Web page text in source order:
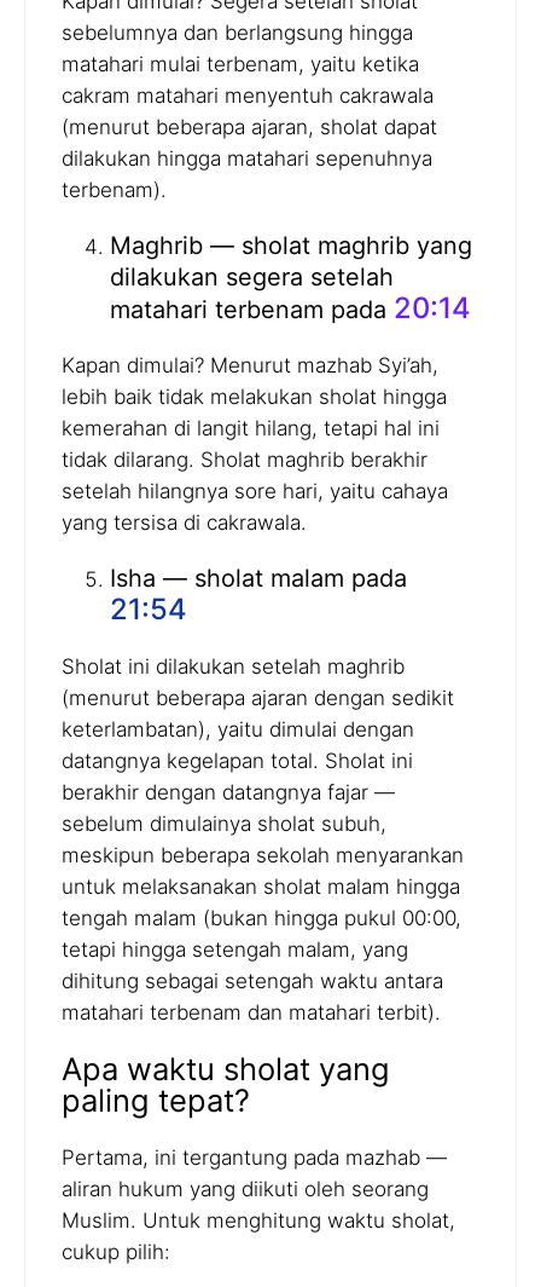
sebelumnya dan berlangsung hingga
matahari mulai terbenam, yaitu ketika
cakram matahari menyentuh cakrawala
(menurut beberapa ajaran, sholat dapat
dilakukan hingga matahari sepenuhnya
terbenam).
Maghrib — sholat maghrib yang
dilakukan segera setelah
matahari terbenam pada 20:14
Kapan dimulai? Menurut mazhab Syi’ah,
lebih baik tidak melakukan sholat hingga
kemerahan di langit hilang, tetapi hal ini
tidak dilarang. Sholat maghrib berakhir
setelah hilangnya sore hari, yaitu cahaya
yang tersisa di cakrawala.
Isha — sholat malam pada
21:54
Sholat ini dilakukan setelah maghrib
(menurut beberapa ajaran dengan sedikit
keterlambatan), yaitu dimulai dengan
datangnya kegelapan total. Sholat ini
berakhir dengan datangnya fajar —
sebelum dimulainya sholat subuh,
meskipun beberapa sekolah menyarankan
untuk melaksanakan sholat malam hingga
tengah malam (bukan hingga pukul 00:00,
tetapi hingga setengah malam, yang
dihitung sebagai setengah waktu antara
matahari terbenam dan matahari terbit).
Apa waktu sholat yang
paling tepat?
Pertama, ini tergantung pada mazhab —
aliran hukum yang diikuti oleh seorang
Muslim. Untuk menghitung waktu sholat,
cukup pilih: